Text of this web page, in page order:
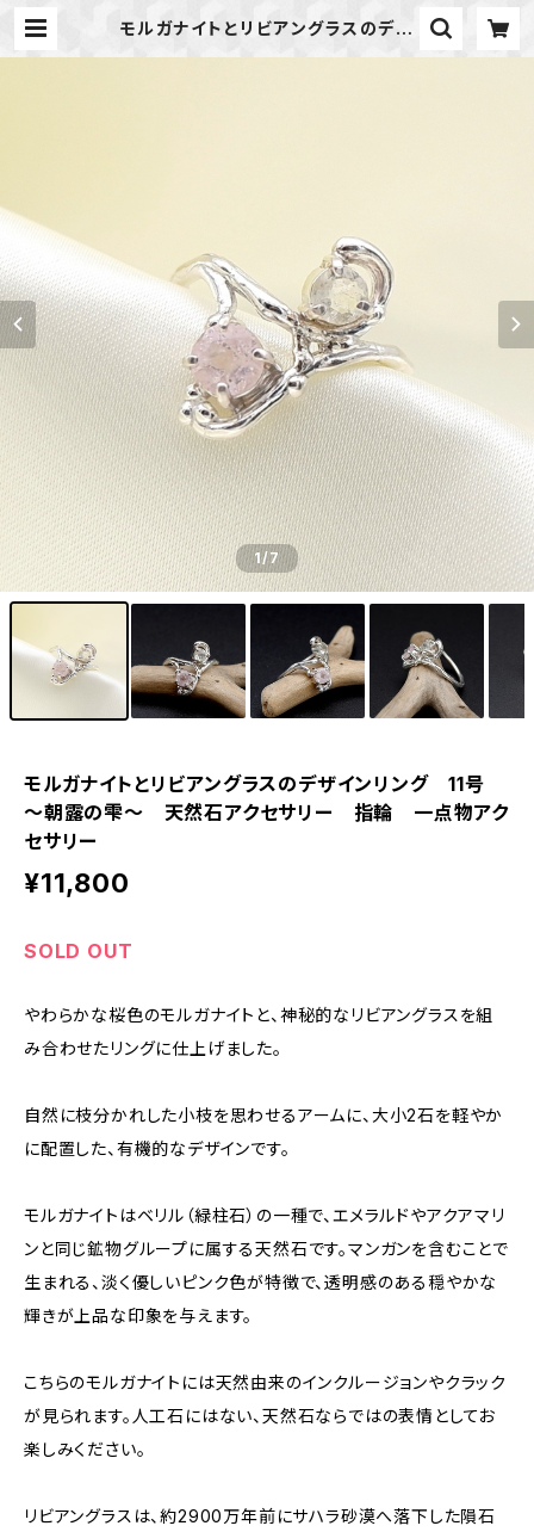
モルガナイトとリビアングラスのデザ
1/7
モルガナイトとリビアングラスのデザインリング 11号
～朝露の雫～ 天然石アクセサリー 指輪 一点物アク
セサリー
¥11,800
SOLD OUT
やわらかな桜色のモルガナイトと、神秘的なリビアングラスを組
み合わせたリングに仕上げました。
自然に枝分かれした小枝を思わせるアームに、大小2石を軽やか
に配置した、有機的なデザインです。
モルガナイトはベリル（緑柱石）の一種で、エメラルドやアクアマリ
ンと同じ鉱物グループに属する天然石です。マンガンを含むことで
生まれる、淡く優しいピンク色が特徴で、透明感のある穏やかな
輝きが上品な印象を与えます。
こちらのモルガナイトには天然由来のインクルージョンやクラック
が見られます。人工石にはない、天然石ならではの表情としてお
楽しみください。
リビアングラスは、約2900万年前にサハラ砂漠へ落下した隕石